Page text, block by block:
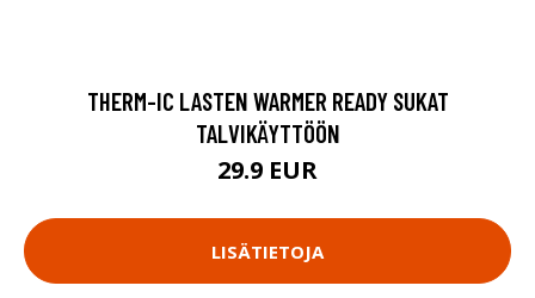
THERM-IC LASTEN WARMER READY SUKAT
TALVIKÄYTTÖÖN
29.9 EUR
LISÄTIETOJA